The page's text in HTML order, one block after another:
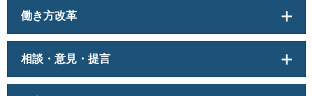
働き方改革
相談・意見・提言